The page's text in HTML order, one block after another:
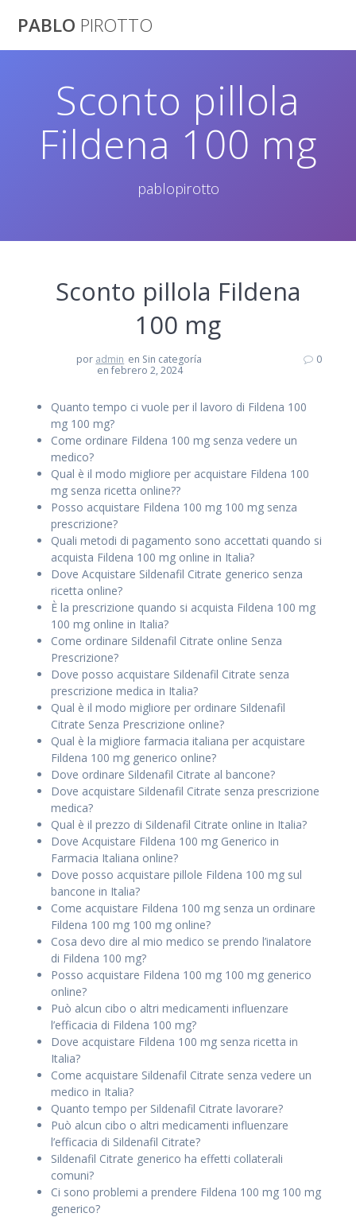
PABLO PIROTTO
Sconto pillola
Fildena 100 mg
pablopirotto
Sconto pillola Fildena
100 mg
por admin en Sin categoría
en febrero 2, 2024
0
Quanto tempo ci vuole per il lavoro di Fildena 100
mg 100 mg?
Come ordinare Fildena 100 mg senza vedere un
medico?
Qual è il modo migliore per acquistare Fildena 100
mg senza ricetta online??
Posso acquistare Fildena 100 mg 100 mg senza
prescrizione?
Quali metodi di pagamento sono accettati quando si
acquista Fildena 100 mg online in Italia?
Dove Acquistare Sildenafil Citrate generico senza
ricetta online?
È la prescrizione quando si acquista Fildena 100 mg
100 mg online in Italia?
Come ordinare Sildenafil Citrate online Senza
Prescrizione?
Dove posso acquistare Sildenafil Citrate senza
prescrizione medica in Italia?
Qual è il modo migliore per ordinare Sildenafil
Citrate Senza Prescrizione online?
Qual è la migliore farmacia italiana per acquistare
Fildena 100 mg generico online?
Dove ordinare Sildenafil Citrate al bancone?
Dove acquistare Sildenafil Citrate senza prescrizione
medica?
Qual è il prezzo di Sildenafil Citrate online in Italia?
Dove Acquistare Fildena 100 mg Generico in
Farmacia Italiana online?
Dove posso acquistare pillole Fildena 100 mg sul
bancone in Italia?
Come acquistare Fildena 100 mg senza un ordinare
Fildena 100 mg 100 mg online?
Cosa devo dire al mio medico se prendo l’inalatore
di Fildena 100 mg?
Posso acquistare Fildena 100 mg 100 mg generico
online?
Può alcun cibo o altri medicamenti influenzare
l’efficacia di Fildena 100 mg?
Dove acquistare Fildena 100 mg senza ricetta in
Italia?
Come acquistare Sildenafil Citrate senza vedere un
medico in Italia?
Quanto tempo per Sildenafil Citrate lavorare?
Può alcun cibo o altri medicamenti influenzare
l’efficacia di Sildenafil Citrate?
Sildenafil Citrate generico ha effetti collaterali
comuni?
Ci sono problemi a prendere Fildena 100 mg 100 mg
generico?